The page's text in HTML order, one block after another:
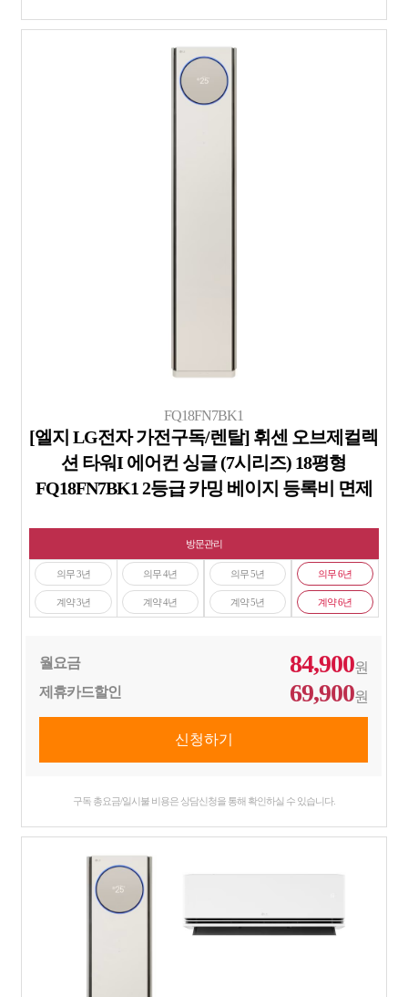
FQ18FN7BK1
[엘지 LG전자 가전구독/렌탈] 휘센 오브제컬렉
션 타워I 에어컨 싱글 (7시리즈) 18평형
FQ18FN7BK1 2등급 카밍 베이지 등록비 면제
방문관리
의무 3년
계약 3년
의무 4년
계약 4년
의무 5년
계약 5년
의무 6년
계약 6년
월요금 84,900원
제휴카드할인
69,900원
구독 총요금/일시불 비용은 상담신청을 통해 확인하실 수 있습니다.